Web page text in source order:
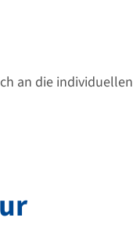
an die individuellen